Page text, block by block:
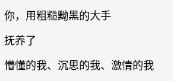
你，用粗糙黝黑的大手
抚养了
懵懂的我、沉思的我、激情的我